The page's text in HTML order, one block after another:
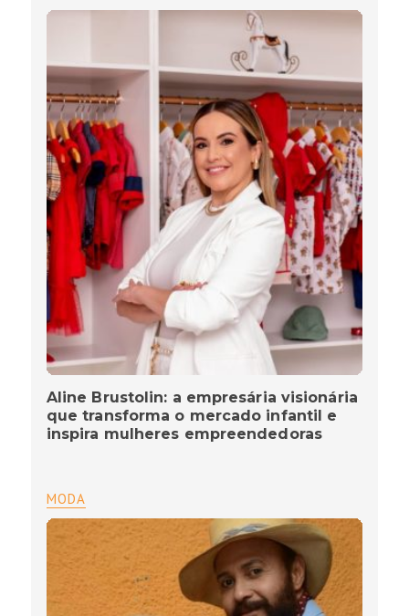
Aline Brustolin: a empresária visionária
que transforma o mercado infantil e
inspira mulheres empreendedoras
MODA